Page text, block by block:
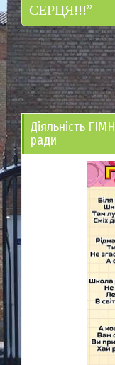
СЕРЦЯ!!!”
Діяльність
ради